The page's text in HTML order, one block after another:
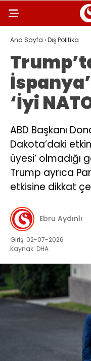
Ana Sayfa ›Dış Politika
‘İyi
ABD Başkanı
Dakota’daki
üyesi’ olmadığı
Trump ayrıca
etkisine dikkat
Ebru Aydınlı
Giriş: 02-07-2026
Kaynak: DHA